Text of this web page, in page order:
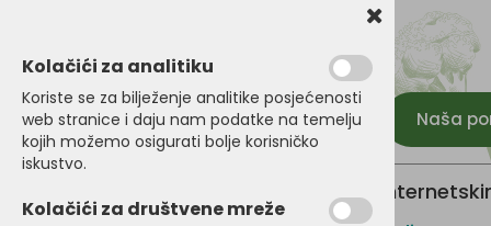
Naša
Pravila zaštite osobnih podataka na
Kolačići za analitiku
Koriste se za bilježenje analitike posjećenosti
web stranice i daju nam podatke na temelju
kojih možemo osigurati bolje korisničko
iskustvo.
Kolačići za društvene mreže